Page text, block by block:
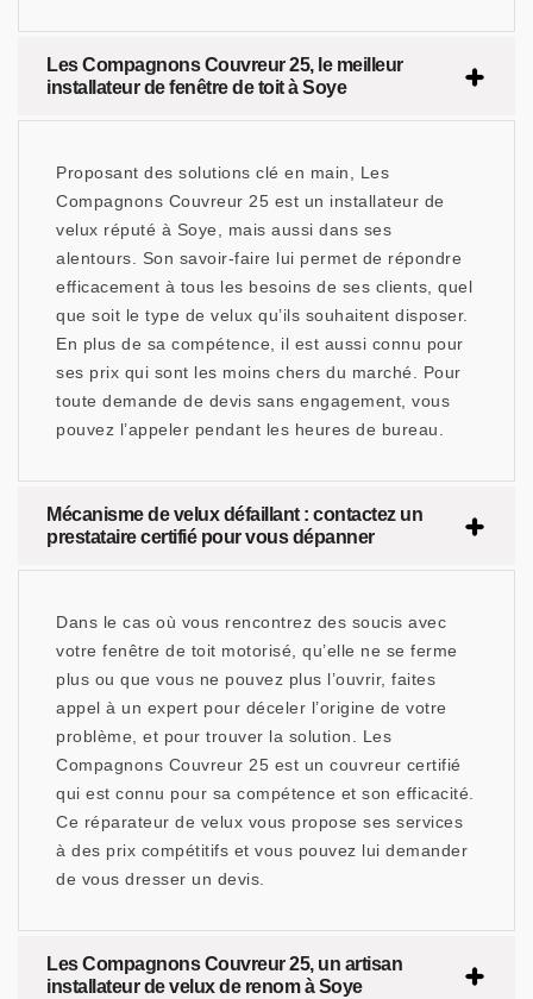
Les Compagnons Couvreur 25, le meilleur
installateur de fenêtre de toit à Soye
Proposant des solutions clé en main, Les
Compagnons Couvreur 25 est un installateur de
velux réputé à Soye, mais aussi dans ses
alentours. Son savoir-faire lui permet de répondre
efficacement à tous les besoins de ses clients, quel
que soit le type de velux qu’ils souhaitent disposer.
En plus de sa compétence, il est aussi connu pour
ses prix qui sont les moins chers du marché. Pour
toute demande de devis sans engagement, vous
pouvez l’appeler pendant les heures de bureau.
Mécanisme de velux défaillant : contactez un
prestataire certifié pour vous dépanner
Dans le cas où vous rencontrez des soucis avec
votre fenêtre de toit motorisé, qu’elle ne se ferme
plus ou que vous ne pouvez plus l’ouvrir, faites
appel à un expert pour déceler l’origine de votre
problème, et pour trouver la solution. Les
Compagnons Couvreur 25 est un couvreur certifié
qui est connu pour sa compétence et son efficacité.
Ce réparateur de velux vous propose ses services
à des prix compétitifs et vous pouvez lui demander
de vous dresser un devis.
Les Compagnons Couvreur 25, un artisan
installateur de velux de renom à Soye